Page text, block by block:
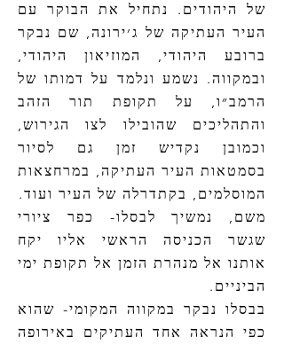
של היהודים. נתחיל את הבוקר עם
העיר העתיקה של ג׳ירונה, שם נבקר
ברובע היהודי, המוזיאון היהודי,
ובמקווה. נשמע ונלמד על דמותו של
הרמב״ו, על תקופת תור הזהב
והתהליכים שהובילו לצו הגירוש,
וכמובן נקדיש זמן גם לסיור
בסמטאות העיר העתיקה, במרחצאות
המוסלמים, בקתדרלה של העיר ועוד.
משם, נמשיך לבסלו- כפר ציורי
שגשר הכניסה הראשי אליו יקח
אותנו אל מנהרת הזמן אל תקופת ימי
הביניים.
בבסלו נבקר במקווה המקומי- שהוא
כפי הנראה אחד העתיקים באירופה